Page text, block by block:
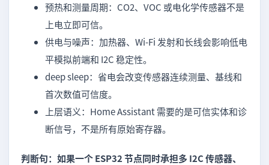
预热和测量周期：CO2、VOC 或电化学传感器不是
上电立即可信。
供电与噪声：加热器、Wi-Fi 发射和长线会影响低电
平模拟前端和 I2C 稳定性。
deep sleep：省电会改变传感器连续测量、基线和
首次数值可信度。
上层语义：Home Assistant 需要的是可信实体和诊
断信号，不是所有原始寄存器。
判断句：如果一个 ESP32 节点同时承担多 I2C 传感器、